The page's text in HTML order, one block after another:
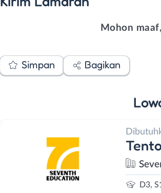
Mohon
Simpan Bagikan
D3,